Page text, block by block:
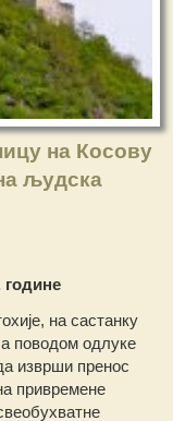
на Косову
људска
на састанку
поводом одлуке
изврши пренос
привремене